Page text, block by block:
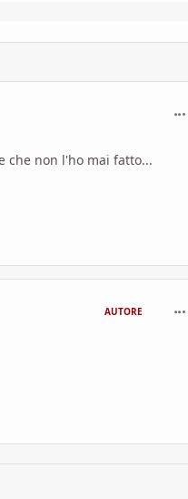
che non l'ho mai fatto...
AUTORE